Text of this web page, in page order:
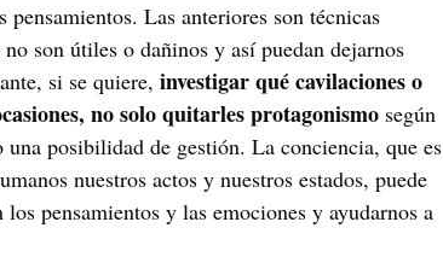
Las anteriores son técnicas
son útiles o dañinos y así puedan dejarnos
si se quiere, investigar qué cavilaciones o
no solo quitarles protagonismo según
posibilidad de gestión. La conciencia, que es
nuestros actos y nuestros estados, puede
pensamientos y las emociones y ayudarnos a